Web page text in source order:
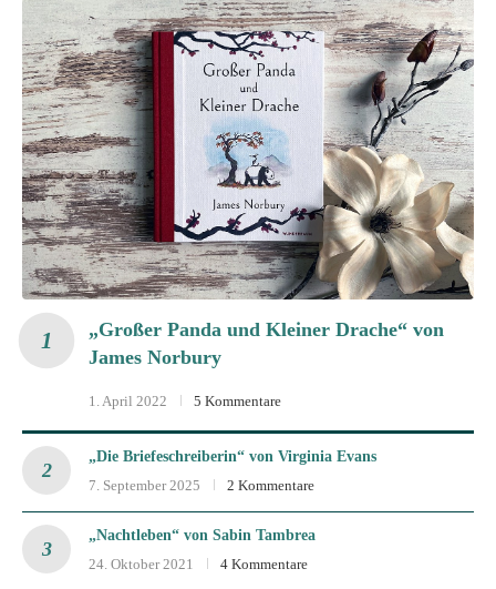
„Großer Panda und Kleiner Drache“ von
James Norbury
1. April 2022 5 Kommentare
„Die Briefeschreiberin“ von Virginia Evans
7. September 2025
2 Kommentare
„Nachtleben“ von Sabin Tambrea
24. Oktober 2021
4 Kommentare